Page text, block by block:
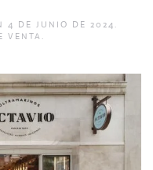
4 DE JUNIO DE 2024
VENTA